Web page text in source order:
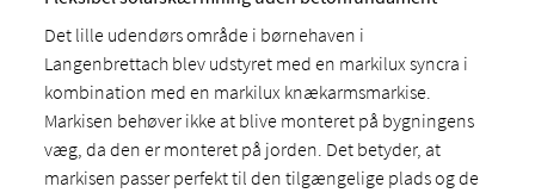
Det lille udendørs område i børnehaven i
Langenbrettach blev udstyret med en markilux syncra i
kombination med en markilux knækarmsmarkise.
Markisen behøver ikke at blive monteret på bygningens
væg, da den er monteret på jorden. Det betyder, at
markisen passer perfekt til den tilgængelige plads og de